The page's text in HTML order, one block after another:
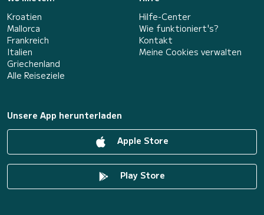
Kroatien
Mallorca
Frankreich
Italien
Griechenland
Alle Reiseziele
Hilfe-Center
Wie funktioniert's?
Kontakt
Meine Cookies verwalten
Unsere App herunterladen
Apple Store
Play Store